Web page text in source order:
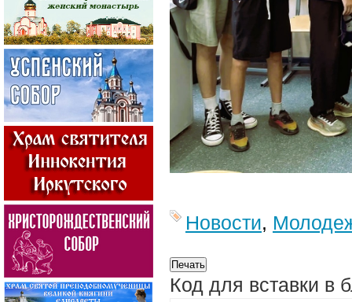
Новости,
Код для вставки в